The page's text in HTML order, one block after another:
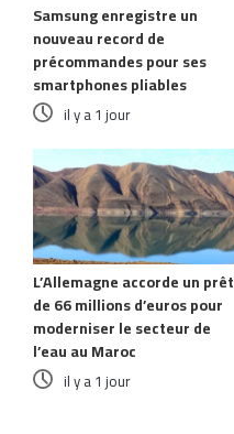
Samsung enregistre un
nouveau record de
précommandes pour ses
smartphones pliables
il y a 1 jour
L’Allemagne accorde un prêt
de 66 millions d’euros pour
moderniser le secteur de
l’eau au Maroc
il y a 1 jour